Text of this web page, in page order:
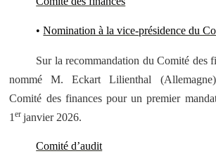
•Nomination à la vice-présidence du
Sur la recommandation du Comité des
nommé M. Eckart Lilienthal
Comité des finances pour un premier
1erjanvier 2026.
Comité d’audit